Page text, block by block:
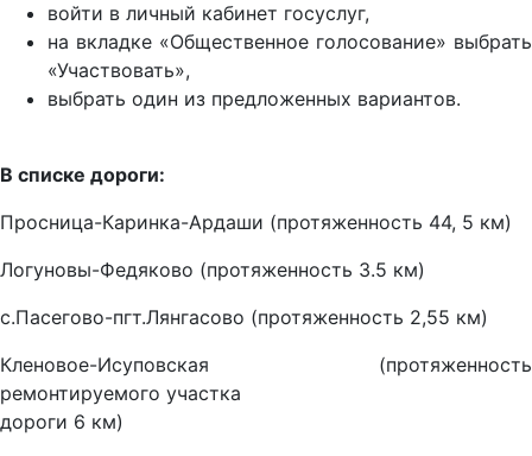
войти в личный кабинет госуслуг,
на вкладке «Общественное голосование» выбрать
«Участвовать»,
выбрать один из предложенных вариантов.
В списке дороги:
Просница-Каринка-Ардаши (протяженность 44, 5 км)
Логуновы-Федяково (протяженность 3.5 км)
с.Пасегово-пгт.Лянгасово (протяженность 2,55 км)
Кленовое-Исуповская (протяженность
ремонтируемого участка
дороги 6 км)